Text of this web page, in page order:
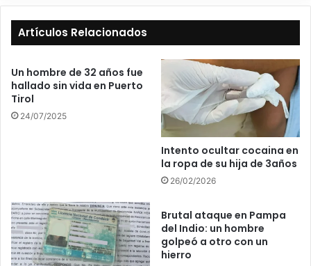
Artículos Relacionados
Un hombre de 32 años fue
hallado sin vida en Puerto
Tirol
24/07/2025
Intento ocultar cocaina en
la ropa de su hija de 3años
26/02/2026
Brutal ataque en Pampa
del Indio: un hombre
golpeó a otro con un
hierro